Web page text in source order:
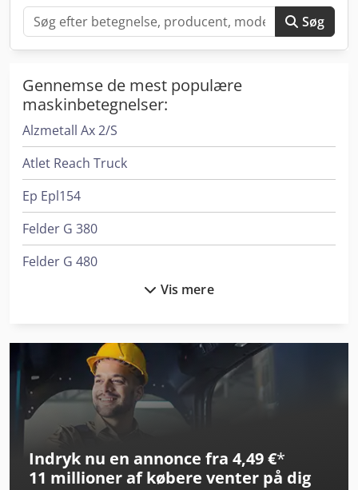
Søg
Gennemse de mest populære
maskinbetegnelser:
Alzmetall Ax 2/S
Atlet Reach Truck
Ep Epl154
Felder G 380
Felder G 480
Linde Reach Truck
Linde Reachstacker
Linde Sideloader
Vis mere
Indryk nu en annonce fra 4,49 €*
11 millioner af købere venter på dig